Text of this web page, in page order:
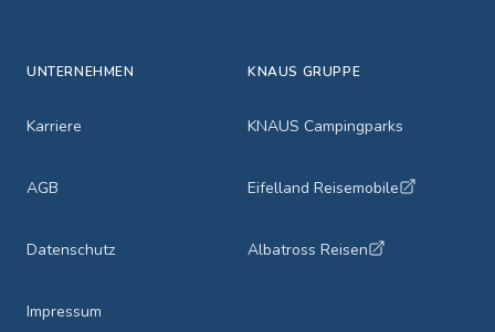
UNTERNEHMEN
Karriere
AGB
Datenschutz
Impressum
KNAUS GRUPPE
KNAUS Campingparks
Eifelland Reisemobile
Albatross Reisen